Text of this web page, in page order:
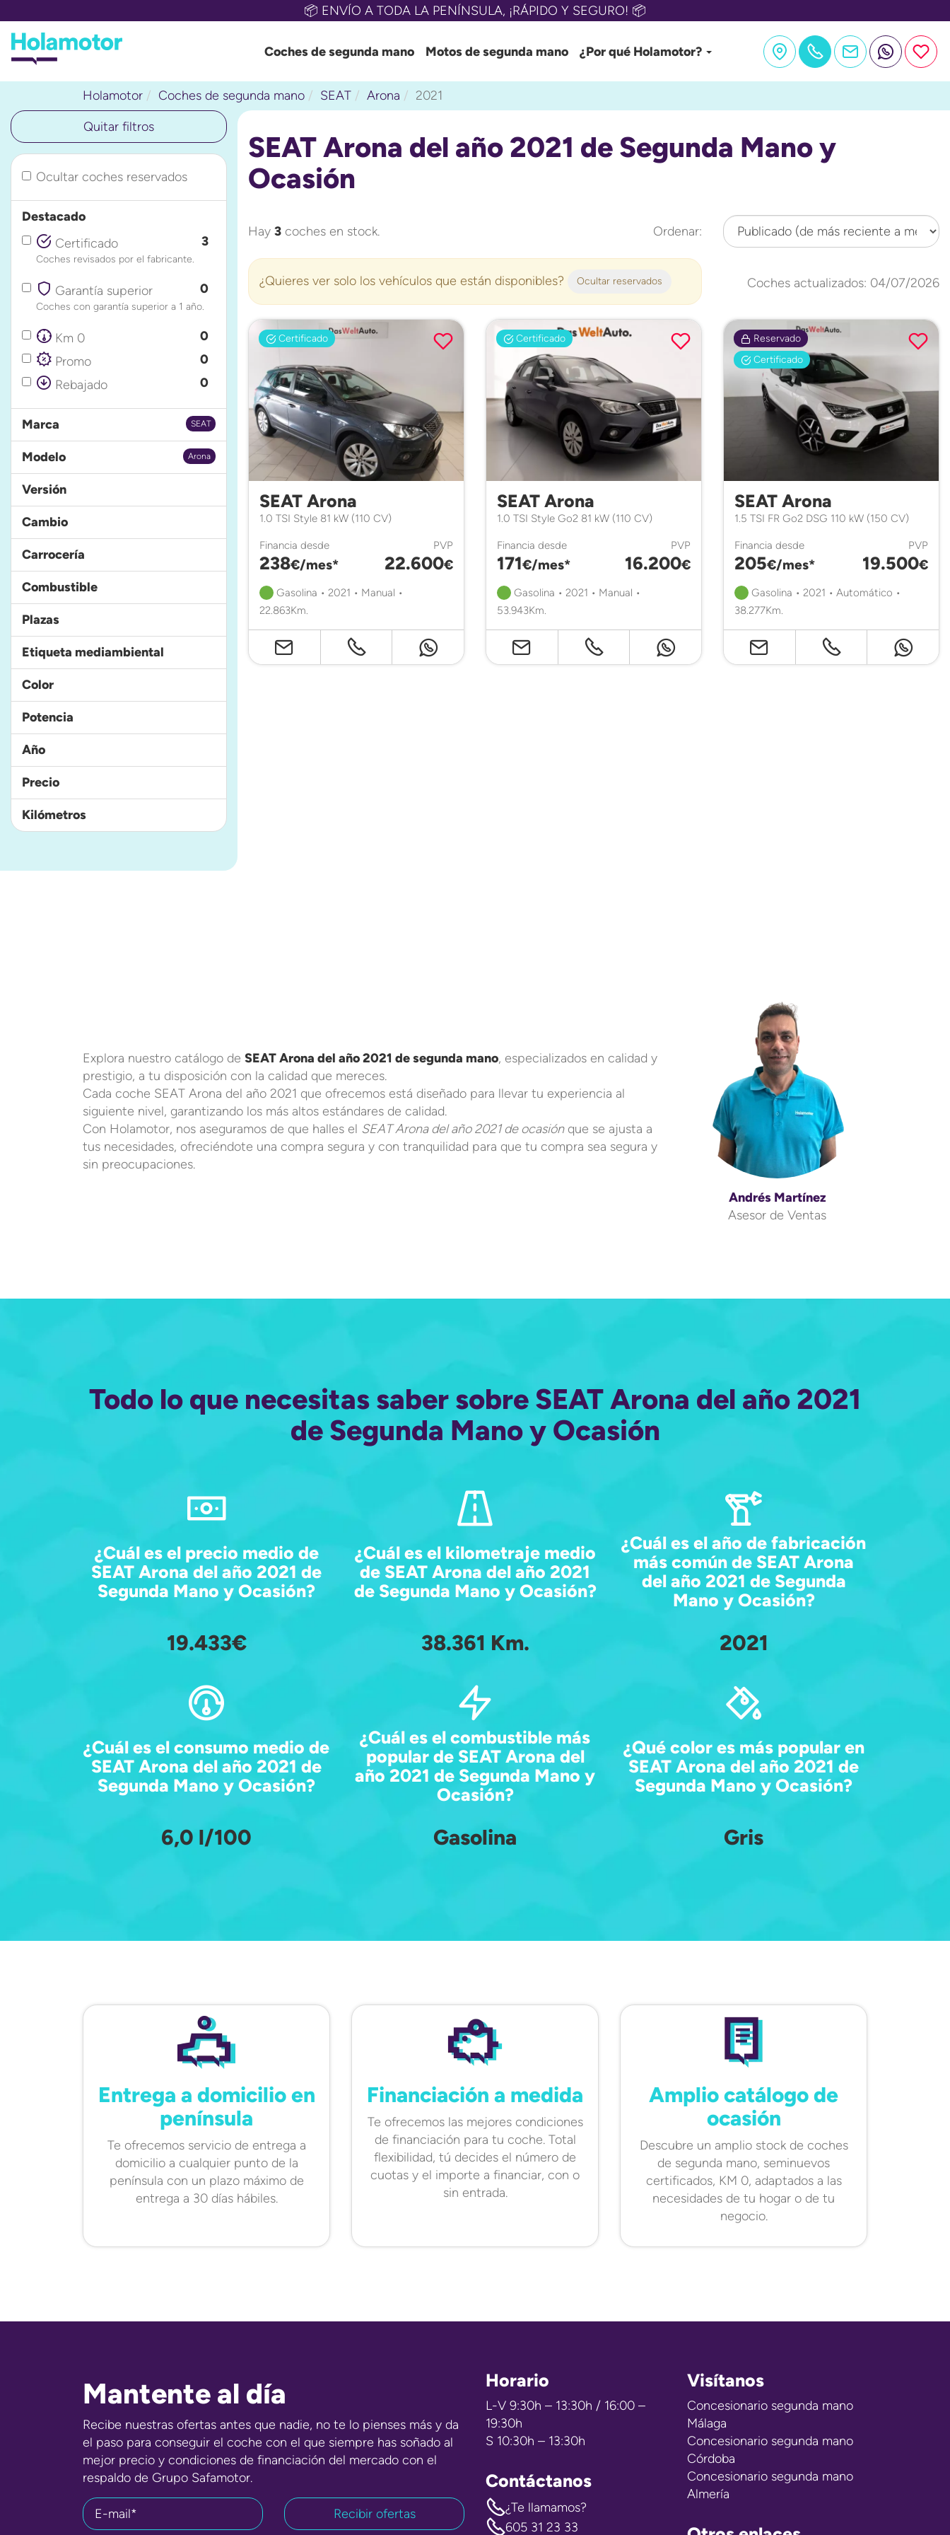
📦 ENVÍO A TODA LA PENÍNSULA, ¡RÁPIDO Y SEGURO! 📦
Coches de segunda mano Motos de segunda mano ¿Por qué Holamotor?
Holamotor Coches de segunda mano SEAT Arona 2021
SEAT Arona del año 2021 de Segunda Mano y
Ocasión
Hay 3 coches en stock. Ordenar:
¿Quieres ver solo los vehículos que están disponibles? Ocultar reservados Coches actualizados: 04/07/2026
Certificado
SEAT Arona
1.0 TSI Style 81 kW (110 CV)
Financia desde
238€/mes*
PVP
22.600€
Gasolina • 2021 • Manual •
22.863Km.
Certificado
SEAT Arona
1.0 TSI Style Go2 81 kW (110 CV)
Financia desde
171€/mes*
PVP
16.200€
Gasolina • 2021 • Manual •
53.943Km.
Reservado
Certificado
SEAT Arona
1.5 TSI FR Go2 DSG 110 kW (150 CV)
Financia desde
205€/mes*
PVP
19.500€
Gasolina • 2021 • Automático •
38.277Km.
Quitar filtros
Ocultar coches reservados
Destacado
Certificado
3
Coches revisados por el fabricante.
Garantía superior 0
Coches con garantía superior a 1 año.
Km 0
0
Promo
0
Rebajado
0
SEAT
Marca
Arona
Modelo
Versión
Cambio
Carrocería
Combustible
Plazas
Etiqueta mediambiental
Color
Potencia
Año
Precio
Kilómetros
Explora nuestro catálogo de SEAT Arona del año 2021 de segunda mano, especializados en calidad y
prestigio, a tu disposición con la calidad que mereces.
Cada coche SEAT Arona del año 2021 que ofrecemos está diseñado para llevar tu experiencia al
siguiente nivel, garantizando los más altos estándares de calidad.
Con Holamotor, nos aseguramos de que halles el SEAT Arona del año 2021 de ocasiónque se ajusta a
tus necesidades, ofreciéndote una compra segura y con tranquilidad para que tu compra sea segura y
sin preocupaciones.
Andrés Martínez
Asesor de Ventas
Todo lo que necesitas saber sobre SEAT Arona del año 2021
de Segunda Mano y Ocasión
¿Cuál es el precio medio de
SEAT Arona del año 2021 de
Segunda Mano y Ocasión?
19.433€
¿Cuál es el kilometraje medio
de SEAT Arona del año 2021
de Segunda Mano y Ocasión?
38.361 Km.
¿Cuál es el año de fabricación
más común de SEAT Arona
del año 2021 de Segunda
Mano y Ocasión?
2021
¿Cuál es el consumo medio de
SEAT Arona del año 2021 de
Segunda Mano y Ocasión?
6,0 l/100
¿Cuál es el combustible más
popular de SEAT Arona del
año 2021 de Segunda Mano y
Ocasión?
Gasolina
¿Qué color es más popular en
SEAT Arona del año 2021 de
Segunda Mano y Ocasión?
Gris
Entrega a domicilio en
península
Te ofrecemos servicio de entrega a
domicilio a cualquier punto de la
península con un plazo máximo de
entrega a 30 días hábiles.
Financiación a medida
Te ofrecemos las mejores condiciones
de financiación para tu coche. Total
flexibilidad, tú decides el número de
cuotas y el importe a financiar, con o
sin entrada.
Amplio catálogo de
ocasión
Descubre un amplio stock de coches
de segunda mano, seminuevos
certificados, KM 0, adaptados a las
necesidades de tu hogar o de tu
negocio.
Mantente al día
Recibe nuestras ofertas antes que nadie, no te lo pienses más y da
el paso para conseguir el coche con el que siempre has soñado al
mejor precio y condiciones de financiación del mercado con el
respaldo de Grupo Safamotor.
E-mail*
Horario
L-V 9:30h – 13:30h / 16:00 –
19:30h
S 10:30h – 13:30h
Contáctanos
¿Te llamamos?
605 31 23 33
Visítanos
Concesionario segunda mano
Málaga
Concesionario segunda mano
Córdoba
Concesionario segunda mano
Almería